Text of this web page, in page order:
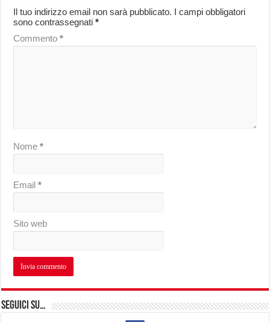
Il tuo indirizzo email non sarà pubblicato. I campi obbligatori
sono contrassegnati*
Commento*
Nome*
Email*
Sito web
Seguici su…